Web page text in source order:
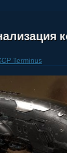
Terminus